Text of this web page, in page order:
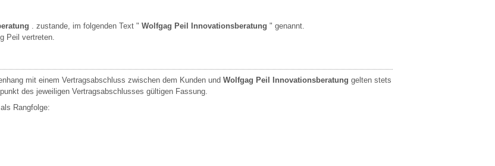
. zustande, im folgenden Text " Wolfgag Peil Innovationsberatung " genannt.
Peil vertreten.
mit einem Vertragsabschluss zwischen dem Kunden und Wolfgag Peil Innovationsberatung gelten stets
des jeweiligen Vertragsabschlusses gültigen Fassung.
Rangfolge: